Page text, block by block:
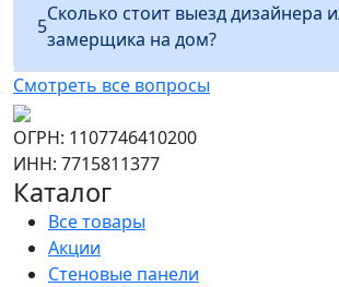
5
Сколько стоит выезд дизайнера
замерщика на дом?
Смотреть все вопросы
ОГРН: 1107746410200
ИНН: 7715811377
Каталог
Все товары
Акции
Стеновые панели